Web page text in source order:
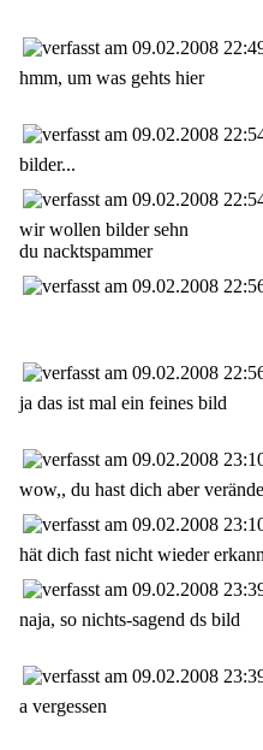
09.02.2008
hmm, um was gehts hier
09.02.2008
bilder...
09.02.2008
wir wollen bilder sehn
du nacktspammer
09.02.2008
09.02.2008
ja das ist mal ein feines bild
09.02.2008
wow,, du hast dich aber
09.02.2008
hät dich fast nicht wieder
09.02.2008
naja, so nichts-sagend ds bild
09.02.2008
a vergessen